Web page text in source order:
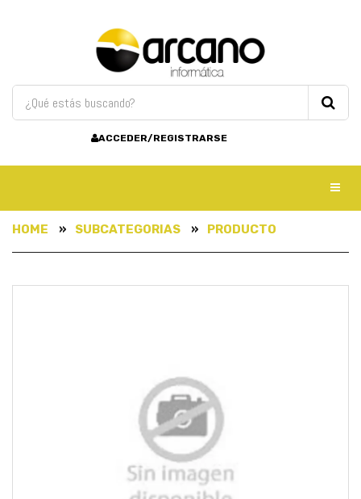
ACCEDER/REGISTRARSE
HOME SUBCATEGORIAS PRODUCTO